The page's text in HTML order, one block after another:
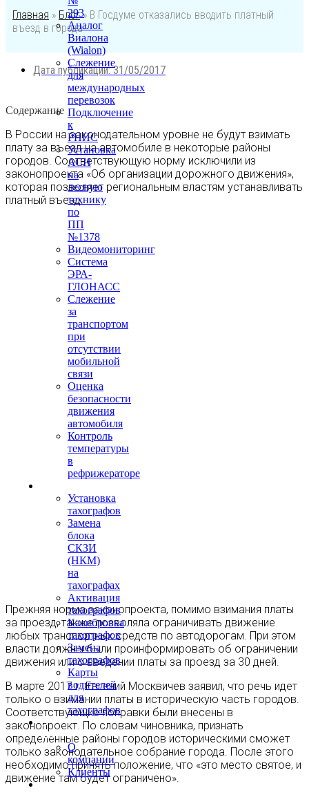
293
Аналог
Виалона
(Wialon)
Слежение
для
международных
перевозок
Подключение
к
РНИС
Установка
АСН
на
лесную
технику
по
ПП
№1378
Видеомониторинг
Система
ЭРА-
ГЛОНАСС
Слежение
за
транспортом
при
отсутствии
мобильной
связи
Оценка
безопасности
движения
автомобиля
Контроль
температуры
в
рефрижераторе
Установка
тахографов
Замена
блока
СКЗИ
(НКМ)
на
тахографах
Активация
тахографов
Калибровка
тахографов
Замена
тахографов
Карты
водителей
для
тахографов
О
нас
О
компании
Клиенты
Контакты
Главная » Блог» В Госдуме отказались вводить платный
въезд в города
Дата публикации:31/05/2017
Содержание
В России на законодательном уровне не будут взимать
плату за въезд на автомобиле в некоторые районы
городов. Соответствующую норму исключили из
законопроекта «Об организации дорожного движения»,
которая позволяет региональным властям устанавливать
платный въезд.
Прежняя норма законопроекта, помимо взимания платы
за проезд, также позволяла ограничивать движение
любых транспортных средств по автодорогам. При этом
власти должны были проинформировать об ограничении
движения или о введении платы за проезд за 30 дней.
В марте 2017 г. Евгений Москвичев заявил, что речь идет
только о взимании платы в историческую часть городов.
Соответствующие поправки были внесены в
законопроект. По словам чиновника, признать
определенные районы городов историческими сможет
только законодательное собрание города. После этого
необходимо принять положение, что «это место святое, и
движение там будет ограничено».